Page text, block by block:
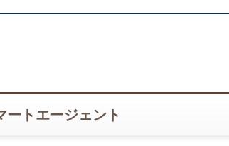
トエージェント